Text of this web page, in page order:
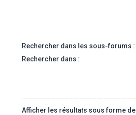
Rechercher dans les sous-forums :
Rechercher dans :
Afficher les résultats sous forme de